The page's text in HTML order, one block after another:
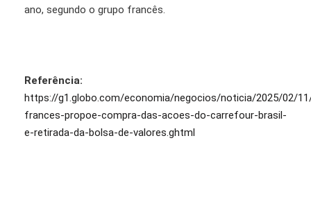
ano, segundo o grupo francês.
Referência:
https://g1.globo.com/economia/negocios/noticia/2025/02/
frances-propoe-compra-das-acoes-do-carrefour-brasil-
e-retirada-da-bolsa-de-valores.ghtml